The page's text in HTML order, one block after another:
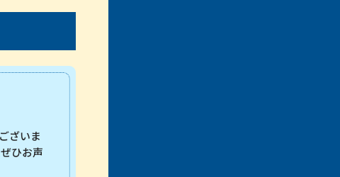
ざいま
ひお声